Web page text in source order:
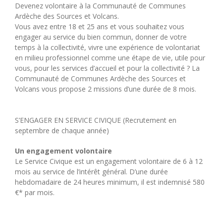
Devenez volontaire à la Communauté de Communes
Ardèche des Sources et Volcans.
Vous avez entre 18 et 25 ans et vous souhaitez vous
engager au service du bien commun, donner de votre
temps à la collectivité, vivre une expérience de volontariat
en milieu professionnel comme une étape de vie, utile pour
vous, pour les services d’accueil et pour la collectivité ? La
Communauté de Communes Ardèche des Sources et
Volcans vous propose 2 missions d’une durée de 8 mois.
S’ENGAGER EN SERVICE CIVIQUE (Recrutement en
septembre de chaque année)
Un engagement volontaire
Le Service Civique est un engagement volontaire de 6 à 12
mois au service de l’intérêt général. D’une durée
hebdomadaire de 24 heures minimum, il est indemnisé 580
€* par mois.